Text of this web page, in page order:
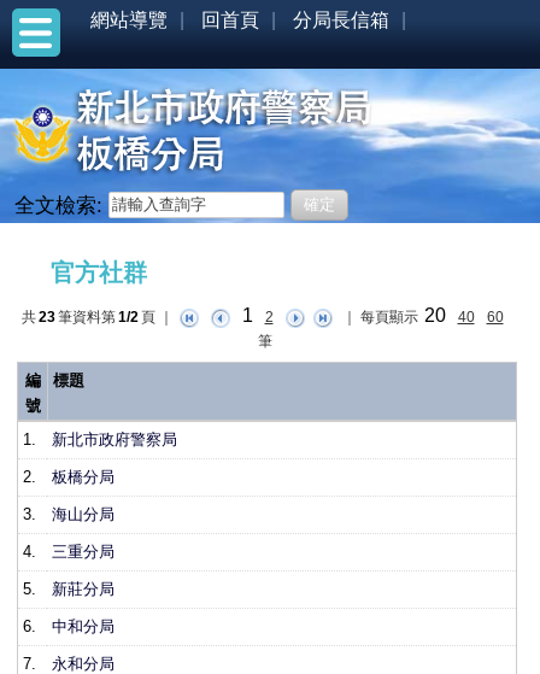
網站導覽 回首頁 分局長信箱
全文檢索:
官方社群
共23筆資料第1/2頁 1 2 每頁顯示 20 40
60
筆
編
號
標題
1. 新北市政府警察局
2. 板橋分局
3. 海山分局
4. 三重分局
5. 新莊分局
6. 中和分局
7. 永和分局